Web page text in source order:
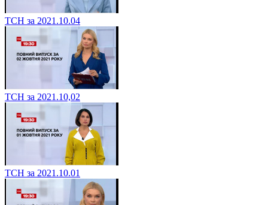
ТСН за 2021.10.04
ТСН за 2021.10,02
ТСН за 2021.10.01